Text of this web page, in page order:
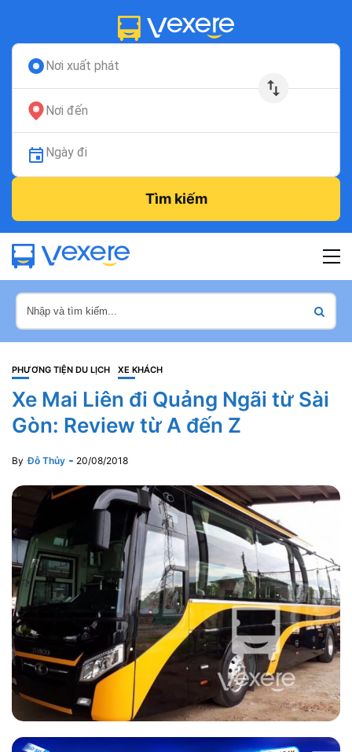
Nơi xuất phát
Nơi đến
Ngày đi
Tìm kiếm
PHƯƠNG TIỆN DU LỊCH XE KHÁCH
Xe Mai Liên đi Quảng Ngãi từ Sài
Gòn: Review từ A đến Z
By Đỗ Thủy 20/08/2018